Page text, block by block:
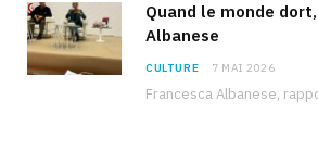
Quand le monde
Albanese
CULTURE 7 MAI 2026